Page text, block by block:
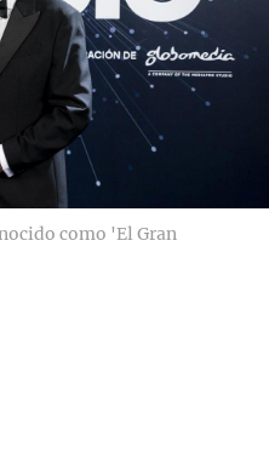
como 'El Gran